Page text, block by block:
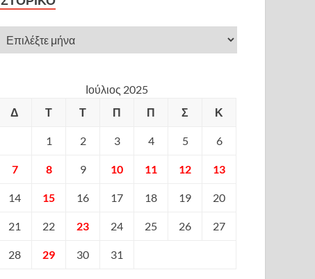
Ιούλιος 2025
Δ
Τ Τ Π Π Σ Κ
1 2 3 4 5 6
7 8 9 10 11 12 13
14 15 16 17 18 19 20
21 22 23 24 25 26 27
28 29 30 31